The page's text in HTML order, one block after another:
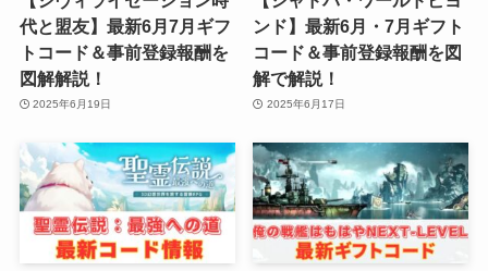
代と盟友】最新6月7月ギフ
トコード＆事前登録報酬を
図解解説！
2025年6月19日
ンド】最新6月・7月ギフト
コード＆事前登録報酬を図
解で解説！
2025年6月17日